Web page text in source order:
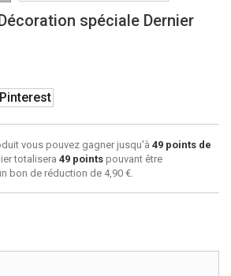
spéciale Dernier
Pinterest
vous pouvez gagner jusqu'à 49 points de
totalisera 49 points pouvant être
bon de réduction de 4,90 €.